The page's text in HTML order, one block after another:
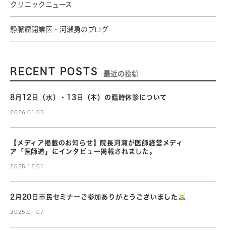
クリニックニュース
静脈瘤開業医・河瀬勇のブログ
RECENT POSTS 最近の投稿
8月12日（水）・13日（木）の臨時休診について
2026.01.05
【メディア掲載のお知らせ】院長河瀬が医師経営メディ
ア「医師道」にインタビュー掲載されました。
2025.12.01
2月20日市民セミナーご参加ありがとうございました
2025.01.07